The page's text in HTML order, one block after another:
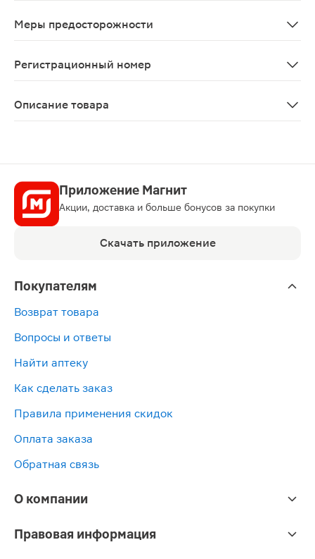
Меры предосторожности
Регистрационный номер
Описание товара
Приложение Магнит
Акции, доставка и больше бонусов за покупки
Скачать приложение
Покупателям
Возврат товара
Вопросы и ответы
Найти аптеку
Как сделать заказ
Правила применения скидок
Оплата заказа
Обратная связь
О компании
Правовая информация